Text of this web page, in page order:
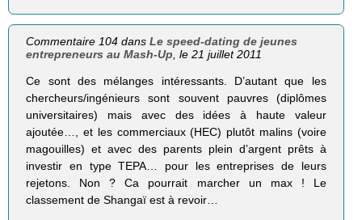
Commentaire 104 dansLe speed-dating de jeunes
entrepreneurs au Mash-Up, le 21 juillet 2011
Ce sont des mélanges intéressants. D’autant que les
chercheurs/ingénieurs sont souvent pauvres (diplômes
universitaires) mais avec des idées à haute valeur
ajoutée…, et les commerciaux (HEC) plutôt malins (voire
magouilles) et avec des parents plein d’argent prêts à
investir en type TEPA… pour les entreprises de leurs
rejetons. Non ? Ca pourrait marcher un max ! Le
classement de Shangaï est à revoir…